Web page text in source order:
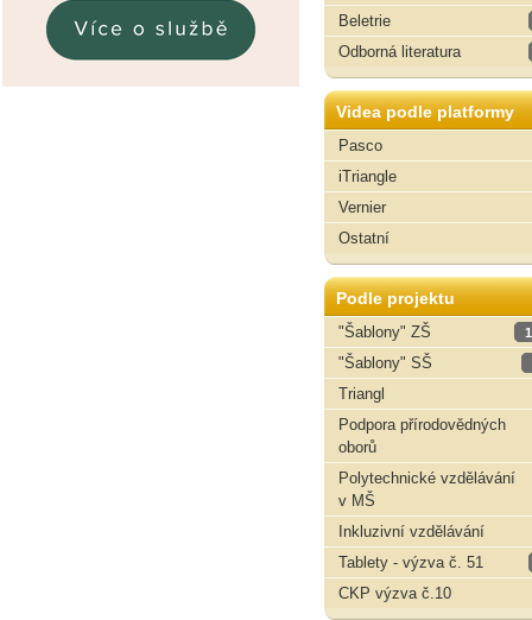
Beletrie
Odborná literatura
Videa podle platformy
Pasco
iTriangle
Vernier
Ostatní
Podle projektu
"Šablony" ZŠ
"Šablony" SŠ
Triangl
Podpora přírodovědných
oborů
Polytechnické vzdělávání
v MŠ
Inkluzivní vzdělávání
Tablety - výzva č. 51
CKP výzva č.10